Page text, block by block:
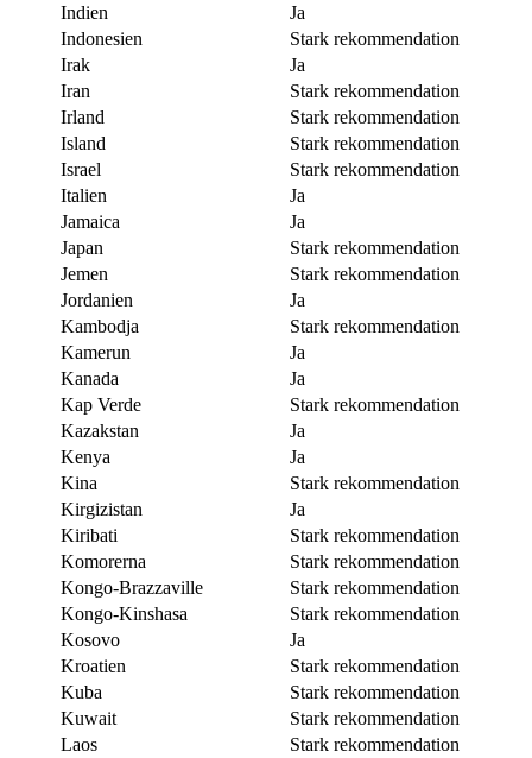
Indien
Ja
Indonesien
Stark rekommendation
Irak
Ja
Iran
Stark rekommendation
Irland
Stark rekommendation
Island
Stark rekommendation
Israel
Stark rekommendation
Italien
Ja
Jamaica
Ja
Japan
Stark rekommendation
Jemen
Stark rekommendation
Jordanien
Ja
Kambodja
Stark rekommendation
Kamerun
Ja
Kanada
Ja
Kap Verde
Stark rekommendation
Kazakstan
Ja
Kenya
Ja
Kina
Stark rekommendation
Kirgizistan
Ja
Kiribati
Stark rekommendation
Komorerna
Stark rekommendation
Kongo-Brazzaville
Stark rekommendation
Kongo-Kinshasa
Stark rekommendation
Kosovo
Ja
Kroatien
Stark rekommendation
Kuba
Stark rekommendation
Kuwait
Stark rekommendation
Laos
Stark rekommendation